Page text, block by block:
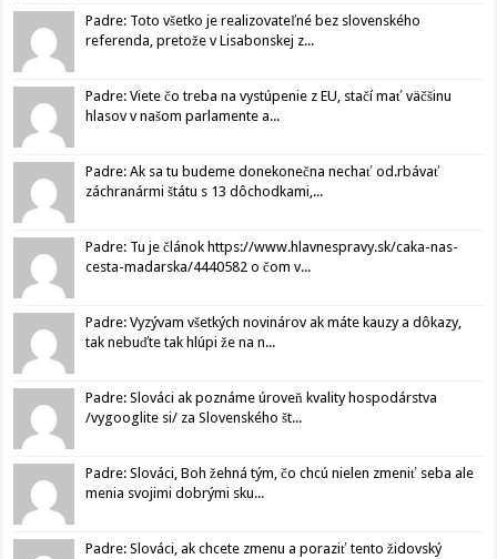
Padre: Toto všetko je realizovateľné bez slovenského
referenda, pretože v Lisabonskej z...
Padre: Viete čo treba na vystúpenie z EU, stačí mať väčšinu
hlasov v našom parlamente a...
Padre: Ak sa tu budeme donekonečna nechať od.rbávať
záchranármi štátu s 13 dôchodkami,...
Padre: Tu je článok https://www.hlavnespravy.sk/caka-nas-
cesta-madarska/4440582 o čom v...
Padre: Vyzývam všetkých novinárov ak máte kauzy a dôkazy,
tak nebuďte tak hlúpi že na n...
Padre: Slováci ak poznáme úroveň kvality hospodárstva
/vygooglite si/ za Slovenského št...
Padre: Slováci, Boh žehná tým, čo chcú nielen zmeniť seba ale
menia svojimi dobrými sku...
Padre: Slováci, ak chcete zmenu a poraziť tento židovský